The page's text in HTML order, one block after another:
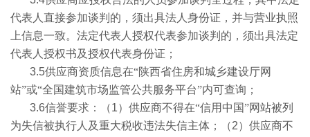
代表人直接参加谈判的，须出具法人身份证，并与营业执照
上信息一致。法定代表人授权代表参加谈判的，须出具法定
代表人授权书及授权代表身份证；
3.5供应商资质信息在“陕西省住房和城乡建设厅网
站”或“全国建筑市场监管公共服务平台”内可查询；
3.6信誉要求：（1）供应商不得在“信用中国”网站被列
为失信被执行人及重大税收违法失信主体；（2）供应商不